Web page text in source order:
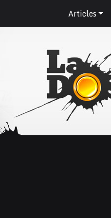
Articles